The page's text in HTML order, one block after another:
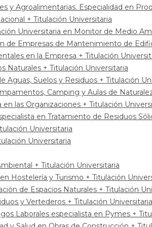
y Agroalimentarias. Especialidad en
+ Titulación Universitaria
Universitaria en Monitor de Medio
de Empresas de Mantenimiento de
en la Empresa + Titulación
Naturales + Titulación Universitaria
Aguas, Suelos y Residuos + Titulación
Camping y Aulas de
las Organizaciones + Titulación
en Tratamiento de Residuos
Universitaria
Universitaria
+ Titulación Universitaria
Hostelería y Turismo + Titulación
de Espacios Naturales + Titulación
y Vertederos + Titulación Universitaria
Laborales especialista en Pymes +